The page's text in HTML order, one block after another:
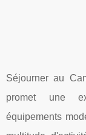
Séjourner au
promet une
équipements